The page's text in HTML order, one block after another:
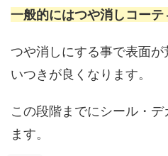
一般的にはつや消しコーテ
つや消しにする事で表面
いつきが良くなります。
この段階までにシール・
ます。